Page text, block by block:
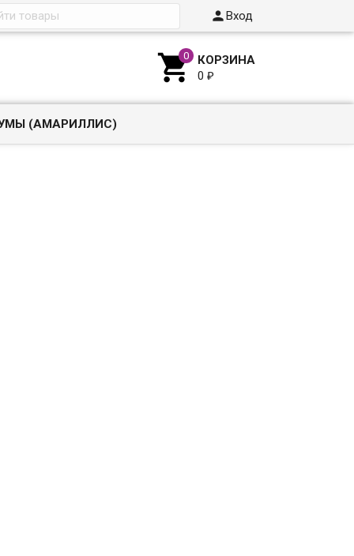
Вход
 КОРЗИНА
0₽
(АМАРИЛЛИС)